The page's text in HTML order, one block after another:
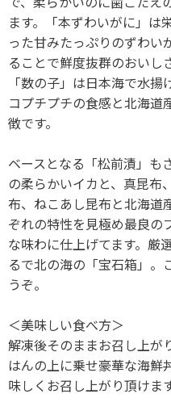
ます。「本ずわいがに」は
った甘みたっぷりのずわい
ることで鮮度抜群のおいし
「数の子」は日本海で水
コプチプチの食感と北海道
徴です。
ベースとなる「松前漬」も
の柔らかいイカと、真昆布
布、ねこあし昆布と北海道
ぞれの特性を見極め最良の
な味わに仕上げてます。厳
るで北の海の「宝石箱」。
うぞ。
＜美味しい食べ方＞
解凍後そのままお召し上が
はんの上に乗せ豪華な海鮮
味しくお召し上がり頂けます